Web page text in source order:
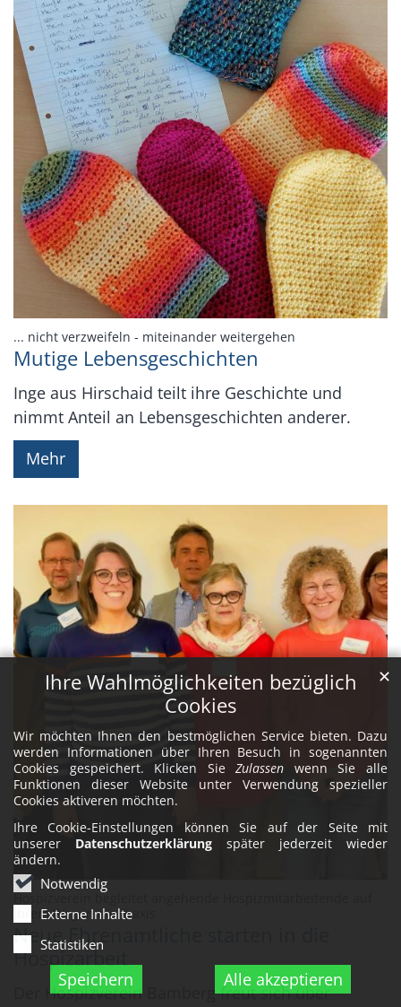
Ihre Wahlmöglichkeiten bezüglich
Cookies
Wir möchten Ihnen den bestmöglichen Service bieten. Dazu
werden Informationen über Ihren Besuch in sogenannten
Cookies gespeichert. Klicken SieZulassen wenn Sie alle
Funktionen dieser Website unter Verwendung spezieller
Cookies aktiveren möchten.
Ihre Cookie-Einstellungen können Sie auf der Seite mit
unserer Datenschutzerklärung später jederzeit wieder
ändern.
Notwendig
Externe Inhalte
Statistiken
Speichern Alle akzeptieren
✕
... nicht verzweifeln - miteinander weitergehen
Mutige Lebensgeschichten
Inge aus Hirschaid teilt ihre Geschichte und
nimmt Anteil an Lebensgeschichten anderer.
Mehr
Hospizverein begleitet angehende Hospizmitarbeitende auf
ihrem Weg in die Praxis
Neue Ehrenamtliche starten in die
Hospizarbeit
Der Hospizverein Bamberg freut sich über